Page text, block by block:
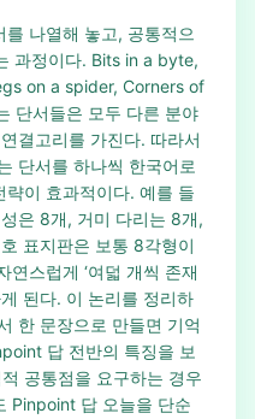
나열해 놓고, 공통적으
과정이다. Bits in a byte,
on a spider, Corners of
단서들은 모두 다른 분야
결고리를 가진다. 따라서
단서를 하나씩 한국어로
이 효과적이다. 예를 들
은 8개, 거미 다리는 8개,
표지판은 보통 8각형이
연스럽게 ‘여덟 개씩 존재
된다. 이 논리를 정리하
한 문장으로 만들면 기억
답 전반의 특징을 보
공통점을 요구하는 경우
Pinpoint 답 오늘을 단순